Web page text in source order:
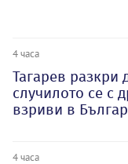
4 часа
Тагарев разкри
случилото се с
взриви в
4 часа